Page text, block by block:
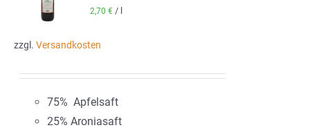
2,70€ /
zzgl. Versandkosten
75% Apfelsaft
25% Aroniasaft